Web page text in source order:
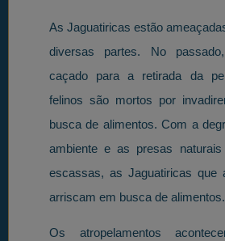
As Jaguatiricas estão
diversas partes. No
caçado para a retirada da
felinos são mortos por
busca de alimentos. Com a
ambiente e as presas
escassas, as Jaguatiricas que
arriscam em busca de alimentos.
Os atropelamentos